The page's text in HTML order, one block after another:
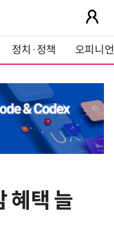
정치·정책 오피니언
혜택 늘